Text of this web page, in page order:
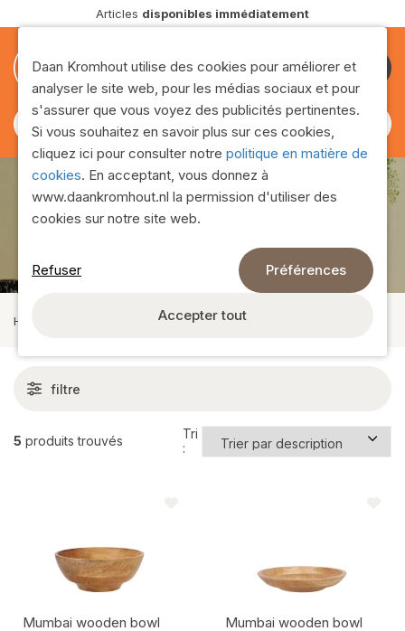
Articlesdisponibles immédiatement
Devenir
client
Pots en bois
Home
filtre
5 produits trouvés
Tri
:
Mumbai wooden bowl
Mumbai wooden bowl
Daan Kromhout utilise des cookies pour améliorer et
analyser le site web, pour les médias sociaux et pour
s'assurer que vous voyez des publicités pertinentes.
Si vous souhaitez en savoir plus sur ces cookies,
cliquez ici pour consulter notre politique en matière de
cookies. En acceptant, vous donnez à
www.daankromhout.nl la permission d'utiliser des
cookies sur notre site web.
Refuser Préférences
Accepter tout